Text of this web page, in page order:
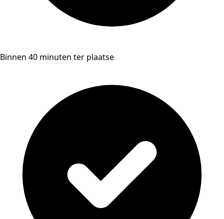
Binnen 40 minuten ter plaatse